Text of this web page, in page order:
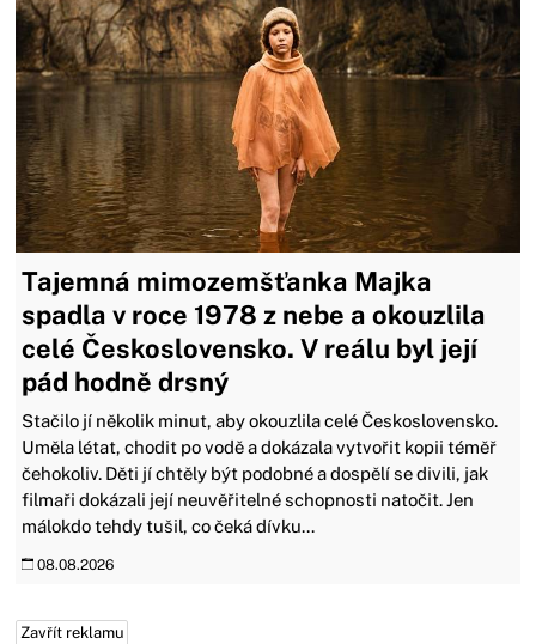
Tajemná mimozemšťanka Majka
spadla v roce 1978 z nebe a okouzlila
celé Československo. V reálu byl její
pád hodně drsný
Stačilo jí několik minut, aby okouzlila celé Československo.
Uměla létat, chodit po vodě a dokázala vytvořit kopii téměř
čehokoliv. Děti jí chtěly být podobné a dospělí se divili, jak
filmaři dokázali její neuvěřitelné schopnosti natočit. Jen
málokdo tehdy tušil, co čeká dívku...
08.08.2026
Zavřít reklamu